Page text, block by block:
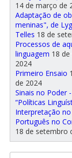
14 de março de
Adaptação de
meninas", de
Telles 18 de
Processos de
linguagem 18
2024
Primeiro Ensaio
de 2024
Sinais no Poder
“Políticas
Interpretação
Português no
18 de setembro